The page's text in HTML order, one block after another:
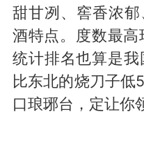
甜甘冽、窖香浓
酒特点。度数最
统计排名也算是
比东北的烧刀子低
口琅琊台，定让你